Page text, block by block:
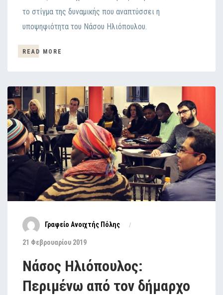
το στίγμα της δυναμικής που αναπτύσσει η
υποψηφιότητα του Νάσου Ηλιόπουλου.
READ MORE
Γραφείο Ανοιχτής Πόλης
21 Φεβρουαρίου 2019
Νάσος Ηλιόπουλος:
Περιμένω από τον δήμαρχο